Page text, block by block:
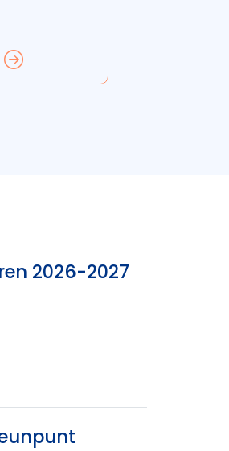
2026-2027